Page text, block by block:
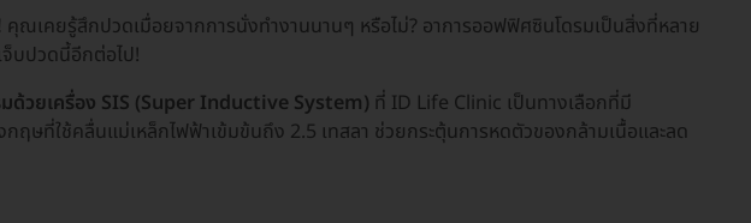
คุณเคยรู้สึกปวดเมื่อยจากการนั่งทำงานนานๆ หรือไม่? อาการออฟฟิศซินโดรมเป็นสิ่งที่หลาย
บปวดนี้อีกต่อไป!
ด้วยเครื่อง SIS (Super Inductive System) ที่ ID Life Clinic เป็นทางเลือกที่มี
ฤษที่ใช้คลื่นแม่เหล็กไฟฟ้าเข้มข้นถึง 2.5 เทสลา ช่วยกระตุ้นการหดตัวของกล้ามเนื้อและลด